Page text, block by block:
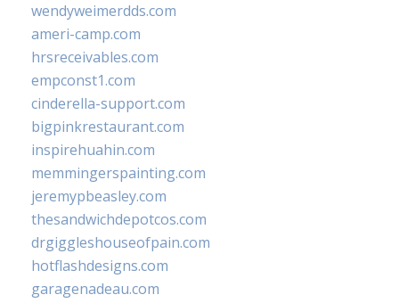
wendyweimerdds.com
ameri-camp.com
hrsreceivables.com
empconst1.com
cinderella-support.com
bigpinkrestaurant.com
inspirehuahin.com
memmingerspainting.com
jeremypbeasley.com
thesandwichdepotcos.com
drgiggleshouseofpain.com
hotflashdesigns.com
garagenadeau.com